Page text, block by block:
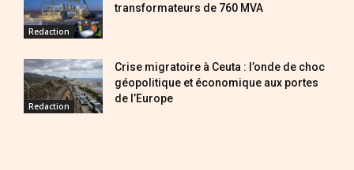
Redaction
transformateurs de 760 MVA
Redaction
Crise migratoire à Ceuta : l’onde de choc
géopolitique et économique aux portes
de l’Europe